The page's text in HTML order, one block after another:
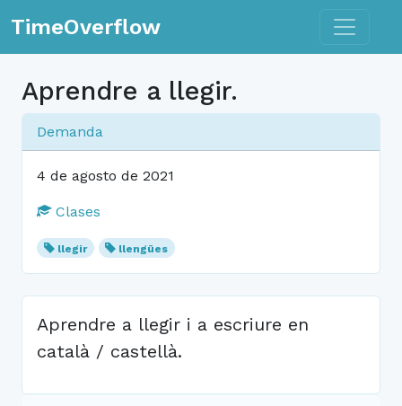
TimeOverflow Toggle
Aprendre a llegir.
Demanda
4 de agosto de 2021
Clases
llegir llengües
Aprendre a llegir i a escriure en
català / castellà.